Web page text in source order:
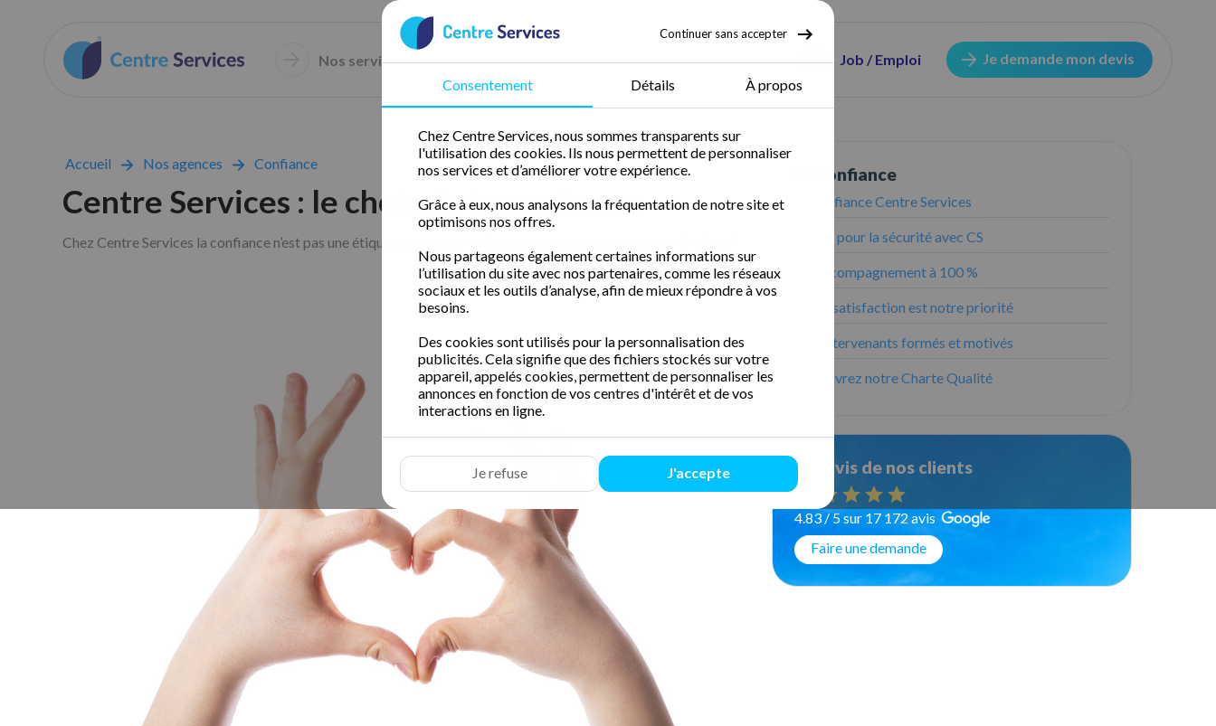
Nos services 50 % de crédit d’impôt Job / Emploi Je demande mon devis
Continuer sans accepter
Consentement Détails À propos
Chez Centre Services, nous sommes transparents sur
l'utilisation des cookies. Ils nous permettent de personnaliser
nos services et d’améliorer votre expérience.
Grâce à eux, nous analysons la fréquentation de notre site et
optimisons nos offres.
Nous partageons également certaines informations sur
l’utilisation du site avec nos partenaires, comme les réseaux
sociaux et les outils d’analyse, afin de mieux répondre à vos
besoins.
Des cookies sont utilisés pour la personnalisation des
publicités. Cela signifie que des fichiers stockés sur votre
appareil, appelés cookies, permettent de personnaliser les
annonces en fonction de vos centres d'intérêt et de vos
interactions en ligne.
Je refuse J'accepte
Accueil Nos agences Confiance
Centre Services : le choix de la confiance
Chez Centre Services la confiance n’est pas une étiquette que nous collons sur nos portes pour attirer le client !
La confiance
La confiance Centre Services
Optez pour la sécurité avec CS
Un accompagnement à 100 %
Votre satisfaction est notre priorité
Des intervenants formés et motivés
Découvrez notre Charte Qualité
Les avis de nos clients
4.83 / 5 sur 17 172 avis
Faire une demande